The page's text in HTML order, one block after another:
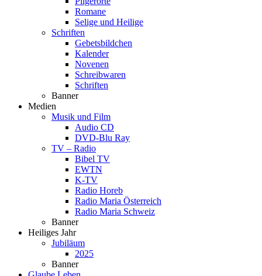
Romane
Selige und Heilige
Schriften
Gebetsbildchen
Kalender
Novenen
Schreibwaren
Schriften
Banner
Medien
Musik und Film
Audio CD
DVD-Blu Ray
TV – Radio
Bibel TV
EWTN
K-TV
Radio Horeb
Radio Maria Österreich
Radio Maria Schweiz
Banner
Heiliges Jahr
Jubiläum
2025
Banner